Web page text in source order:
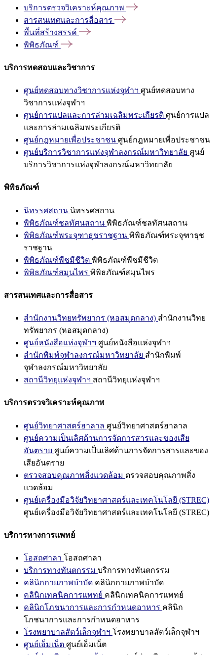
บริการตรวจวิเคราะห์คุณภาพ
สารสนเทศและการสื่อสาร
พื้นที่สร้างสรรค์
พิพิธภัณฑ์
บริการทดสอบและวิชาการ
ศูนย์ทดสอบทางวิชาการแห่งจุฬาฯ ศูนย์ทดสอบทาง
วิชาการแห่งจุฬาฯ
ศูนย์การแปลและการล่ามเฉลิมพระเกียรติ ศูนย์การแปล
และการล่ามเฉลิมพระเกียรติ
ศูนย์กฎหมายเพื่อประชาชน ศูนย์กฎหมายเพื่อประชาชน
ศูนย์บริการวิชาการแห่งจุฬาลงกรณ์มหาวิทยาลัย ศูนย์
บริการวิชาการแห่งจุฬาลงกรณ์มหาวิทยาลัย
พิพิธภัณฑ์
นิทรรศสถาน นิทรรศสถาน
พิพิธภัณฑ์ชลทัศนสถาน พิพิธภัณฑ์ชลทัศนสถาน
พิพิธภัณฑ์พระจุฑาธุชราชฐาน พิพิธภัณฑ์พระจุฑาธุช
ราชฐาน
พิพิธภัณฑ์พืชมีชีวิต พิพิธภัณฑ์พืชมีชีวิต
พิพิธภัณฑ์สมุนไพร พิพิธภัณฑ์สมุนไพร
สารสนเทศและการสื่อสาร
สำนักงานวิทยทรัพยากร (หอสมุดกลาง) สำนักงานวิทย
ทรัพยากร (หอสมุดกลาง)
ศูนย์หนังสือแห่งจุฬาฯ ศูนย์หนังสือแห่งจุฬาฯ
สำนักพิมพ์จุฬาลงกรณ์มหาวิทยาลัย สำนักพิมพ์
จุฬาลงกรณ์มหาวิทยาลัย
สถานีวิทยุแห่งจุฬาฯ สถานีวิทยุแห่งจุฬาฯ
บริการตรวจวิเคราะห์คุณภาพ
ศูนย์วิทยาศาสตร์ฮาลาล ศูนย์วิทยาศาสตร์ฮาลาล
ศูนย์ความเป็นเลิศด้านการจัดการสารและของเสีย
อันตราย ศูนย์ความเป็นเลิศด้านการจัดการสารและของ
เสียอันตราย
ตรวจสอบคุณภาพสิ่งแวดล้อม ตรวจสอบคุณภาพสิ่ง
แวดล้อม
ศูนย์เครื่องมือวิจัยวิทยาศาสตร์และเทคโนโลยี (STREC)
ศูนย์เครื่องมือวิจัยวิทยาศาสตร์และเทคโนโลยี (STREC)
บริการทางการแพทย์
โอสถศาลา โอสถศาลา
บริการทางทันตกรรม บริการทางทันตกรรม
คลินิกกายภาพบำบัด คลินิกกายภาพบำบัด
คลินิกเทคนิคการแพทย์ คลินิกเทคนิคการแพทย์
คลินิกโภชนาการและการกำหนดอาหาร คลินิก
โภชนาการและการกำหนดอาหาร
โรงพยาบาลสัตว์เล็กจุฬาฯ โรงพยาบาลสัตว์เล็กจุฬาฯ
ศูนย์เอ็มเน็ต ศูนย์เอ็มเน็ต